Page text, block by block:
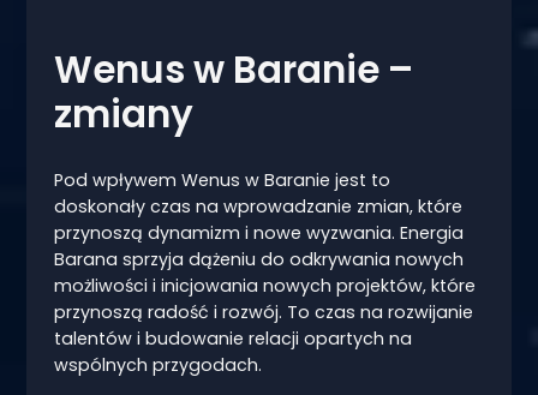
Wenus w Baranie –
zmiany
Pod wpływem Wenus w Baranie jest to
doskonały czas na wprowadzanie zmian, które
przynoszą dynamizm i nowe wyzwania. Energia
Barana sprzyja dążeniu do odkrywania nowych
możliwości i inicjowania nowych projektów, które
przynoszą radość i rozwój. To czas na rozwijanie
talentów i budowanie relacji opartych na
wspólnych przygodach.